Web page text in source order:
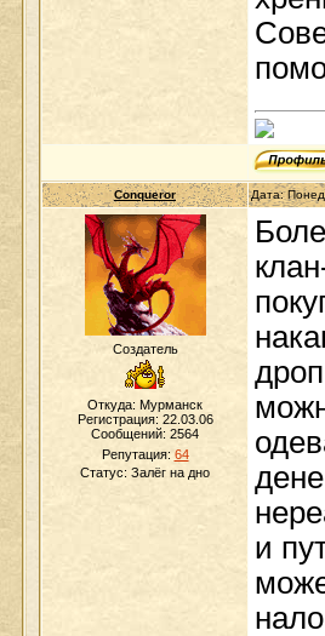
Conqueror Дата:
Создатель
Откуда: Мурманск
Регистрация: 22.03.06
Сообщений: 2564
Репутация: 64
Статус: Залёг на дно
и